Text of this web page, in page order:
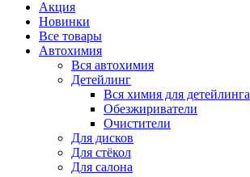
Акция
Новинки
Все товары
Автохимия
Вся автохимия
Детейлинг
Вся химия для детейлинга
Обезжириватели
Очистители
Для дисков
Для стёкол
Для салона